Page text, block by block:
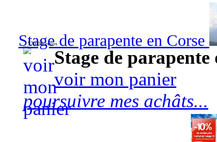
Stage de parapente en Corse
570,00 euros
Stage de
voir mon panier
poursuivre mes achâts...